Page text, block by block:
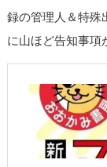
録の管理人＆特殊
に山ほど告知事項